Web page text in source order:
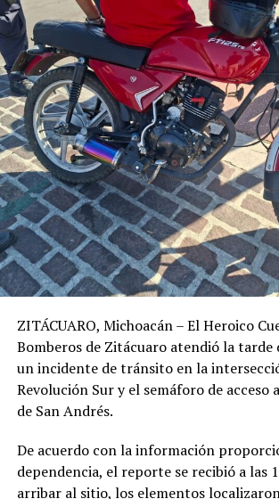
ZITÁCUARO, Michoacán – El Heroico
Bomberos de Zitácuaro atendió la tarde
un incidente de tránsito en la
Revolución Sur y el semáforo de acceso
de San Andrés.
​De acuerdo con la información
dependencia, el reporte se recibió a las
arribar al sitio, los elementos